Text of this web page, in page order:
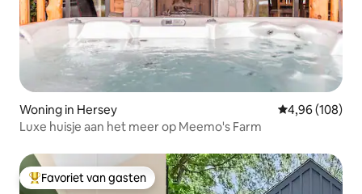
Woning in Hersey Gemiddelde
4,96 (108)
Luxe huisje aan het meer op Meemo's Farm
Topfavoriet van gasten
Favoriet van gasten